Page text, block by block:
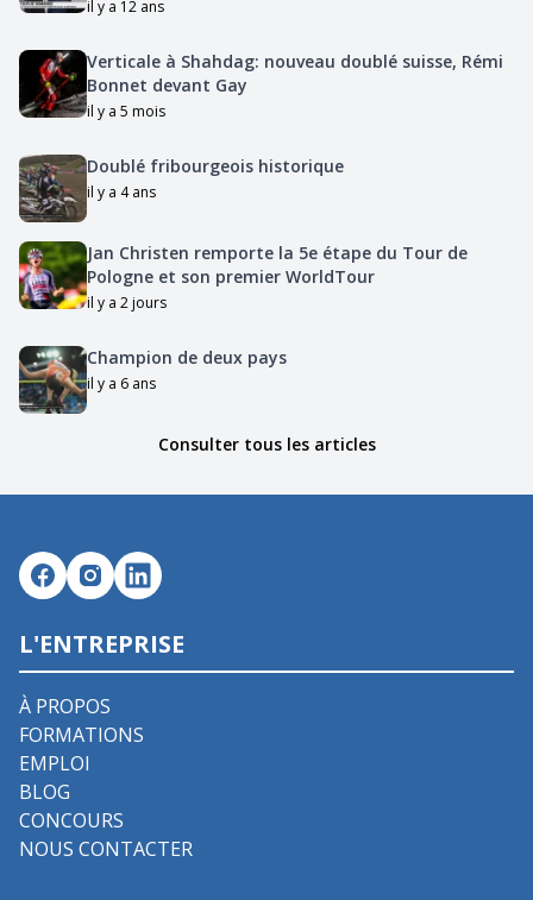
il y a 12 ans
Verticale à Shahdag: nouveau doublé suisse, Rémi
Bonnet devant Gay
il y a 5 mois
Doublé fribourgeois historique
il y a 4 ans
Jan Christen remporte la 5e étape du Tour de
Pologne et son premier WorldTour
il y a 2 jours
Champion de deux pays
il y a 6 ans
Consulter tous les articles
L'ENTREPRISE
À PROPOS
FORMATIONS
EMPLOI
BLOG
CONCOURS
NOUS CONTACTER